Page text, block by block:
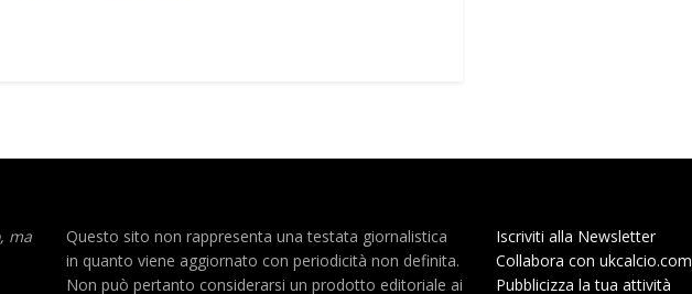
ma
Questo sito non rappresenta una testata giornalistica
in quanto viene aggiornato con periodicità non definita.
Non può pertanto considerarsi un prodotto editoriale ai
Iscriviti alla Newsletter
Collabora con ukcalcio.com
Pubblicizza la tua attività